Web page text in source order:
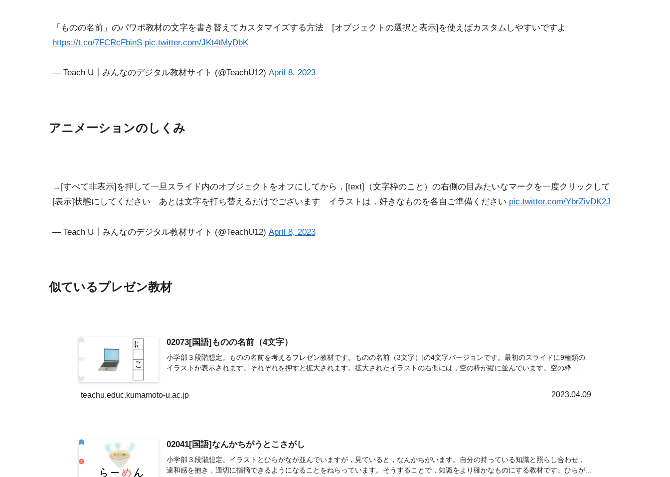
「ものの名前」のパワポ教材の文字を書き替えてカスタマイズする方法 [オブジェクトの選択と表示]を使えばカスタムしやすいですよ
https://t.co/7FCRcFbinS pic.twitter.com/JKt4tMyDbK
— Teach U┃みんなのデジタル教材サイト (@TeachU12) April 8, 2023
アニメーションのしくみ
→[すべて非表示]を押して一旦スライド内のオブジェクトをオフにしてから，[text]（文字枠のこと）の右側の目みたいなマークを一度クリックして
[表示]状態にしてください あとは文字を打ち替えるだけでございます イラストは，好きなものを各自ご準備ください pic.twitter.com/YbrZivDK2J
— Teach U┃みんなのデジタル教材サイト (@TeachU12) April 8, 2023
似ているプレゼン教材
02073[国語]ものの名前（4文字）
小学部３段階想定。ものの名前を考えるプレゼン教材です。ものの名前（3文字）]の4文字バージョンです。最初のスライドに9種類の
イラストが表示されます。それぞれを押すと拡大されます。拡大されたイラストの右側には，空の枠が縦に並んでいます。空の枠...
teachu.educ.kumamoto-u.ac.jp 2023.04.09
02041[国語]なんかちがうとこさがし
小学部３段階想定。イラストとひらがなが並んでいますが，見ていると，なんかちがいます。自分の持っている知識と照らし合わせ，
違和感を抱き，適切に指摘できるようになることをねらっています。そうすることで，知識をより確かなものにする教材です。ひらが...